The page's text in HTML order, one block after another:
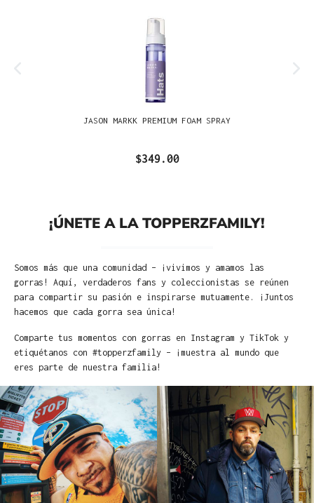
JASON MARKK PREMIUM FOAM SPRAY
$349.00
¡ÚNETE A LA TOPPERZFAMILY!
Somos más que una comunidad – ¡vivimos y amamos las
gorras! Aquí, verdaderos fans y coleccionistas se reúnen
para compartir su pasión e inspirarse mutuamente. ¡Juntos
hacemos que cada gorra sea única!
Comparte tus momentos con gorras en Instagram y TikTok y
etiquétanos con #topperzfamily – ¡muestra al mundo que
eres parte de nuestra familia!